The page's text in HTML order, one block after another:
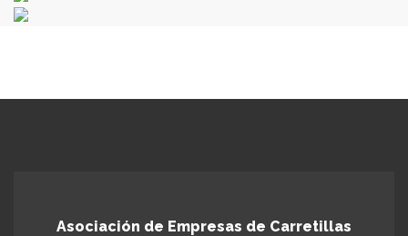
Asociación de Empresas de Carretillas